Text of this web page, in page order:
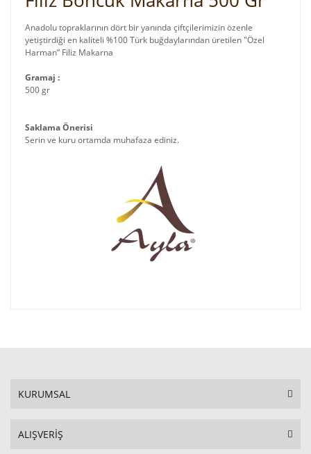
Anadolu topraklarının dört bir yanında çiftçilerimizin özenle
yetiştirdiği en kaliteli %100 Türk buğdaylarından üretilen "Özel
Harman” Filiz Makarna
Gramaj :
500 gr
Saklama Önerisi
Serin ve kuru ortamda muhafaza ediniz.
KURUMSAL
ALIŞVERİŞ